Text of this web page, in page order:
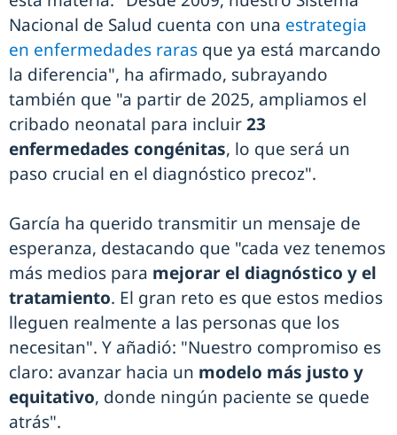
Nacional de Salud cuenta con una estrategia
en enfermedades raras que ya está marcando
la diferencia", ha afirmado, subrayando
también que "a partir de 2025, ampliamos el
cribado neonatal para incluir23
enfermedades congénitas, lo que será un
paso crucial en el diagnóstico precoz".
García ha querido transmitir un mensaje de
esperanza, destacando que "cada vez tenemos
más medios para mejorar el diagnóstico y el
tratamiento. El gran reto es que estos medios
lleguen realmente a las personas que los
necesitan". Y añadió: "Nuestro compromiso es
claro: avanzar hacia un modelo más justo y
equitativo, donde ningún paciente se quede
atrás".